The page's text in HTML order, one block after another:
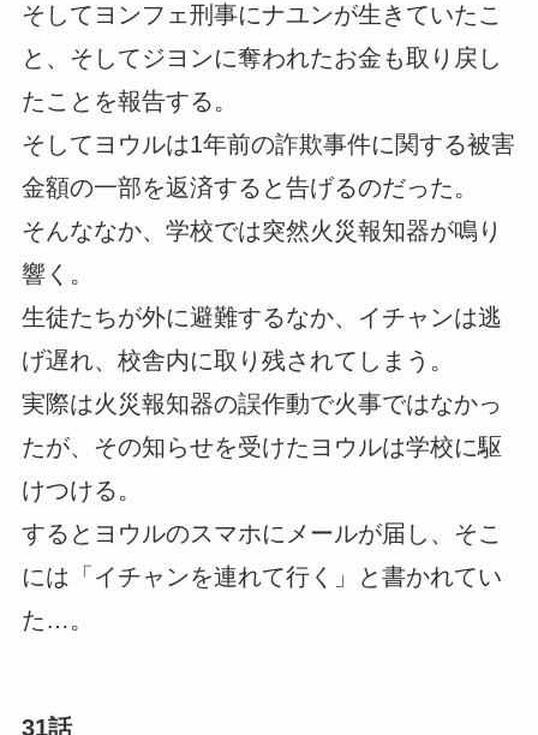
そしてヨンフェ刑事にナユンが生きていたこ
と、そしてジヨンに奪われたお金も取り戻し
たことを報告する。
そしてヨウルは1年前の詐欺事件に関する被害
金額の一部を返済すると告げるのだった。
そんななか、学校では突然火災報知器が鳴り
響く。
生徒たちが外に避難するなか、イチャンは逃
げ遅れ、校舎内に取り残されてしまう。
実際は火災報知器の誤作動で火事ではなかっ
たが、その知らせを受けたヨウルは学校に駆
けつける。
するとヨウルのスマホにメールが届し、そこ
には「イチャンを連れて行く」と書かれてい
た…。
31話